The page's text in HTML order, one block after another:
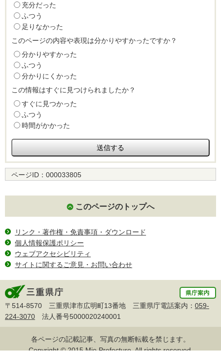
充分だった
ふつう
足りなかった
このページの内容や表現は分かりやすかったですか？
分かりやすかった
ふつう
分かりにくかった
この情報はすぐに見つけられましたか？
すぐに見つかった
ふつう
時間がかかった
ページID： 000033805
このページのトップへ
リンク・著作権・免責事項・ダウンロード
個人情報保護ポリシー
ウェブアクセシビリティ
サイトに関するご意見・お問い合わせ
〒514-8570 三重県津市広明町13番地 三重県庁電話案内： 059-
224-3070 法人番号5000020240001
各ページの記載記事、写真の無断転載を禁じます。
Copyright © 2015 Mie Prefecture, All rights reserved.